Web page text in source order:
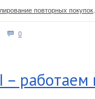
повторных покупок
0
работаем